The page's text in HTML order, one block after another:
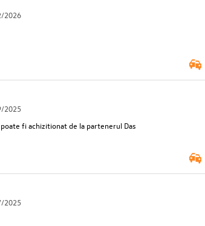
2026
2025
fi achizitionat de la partenerul Das
2025